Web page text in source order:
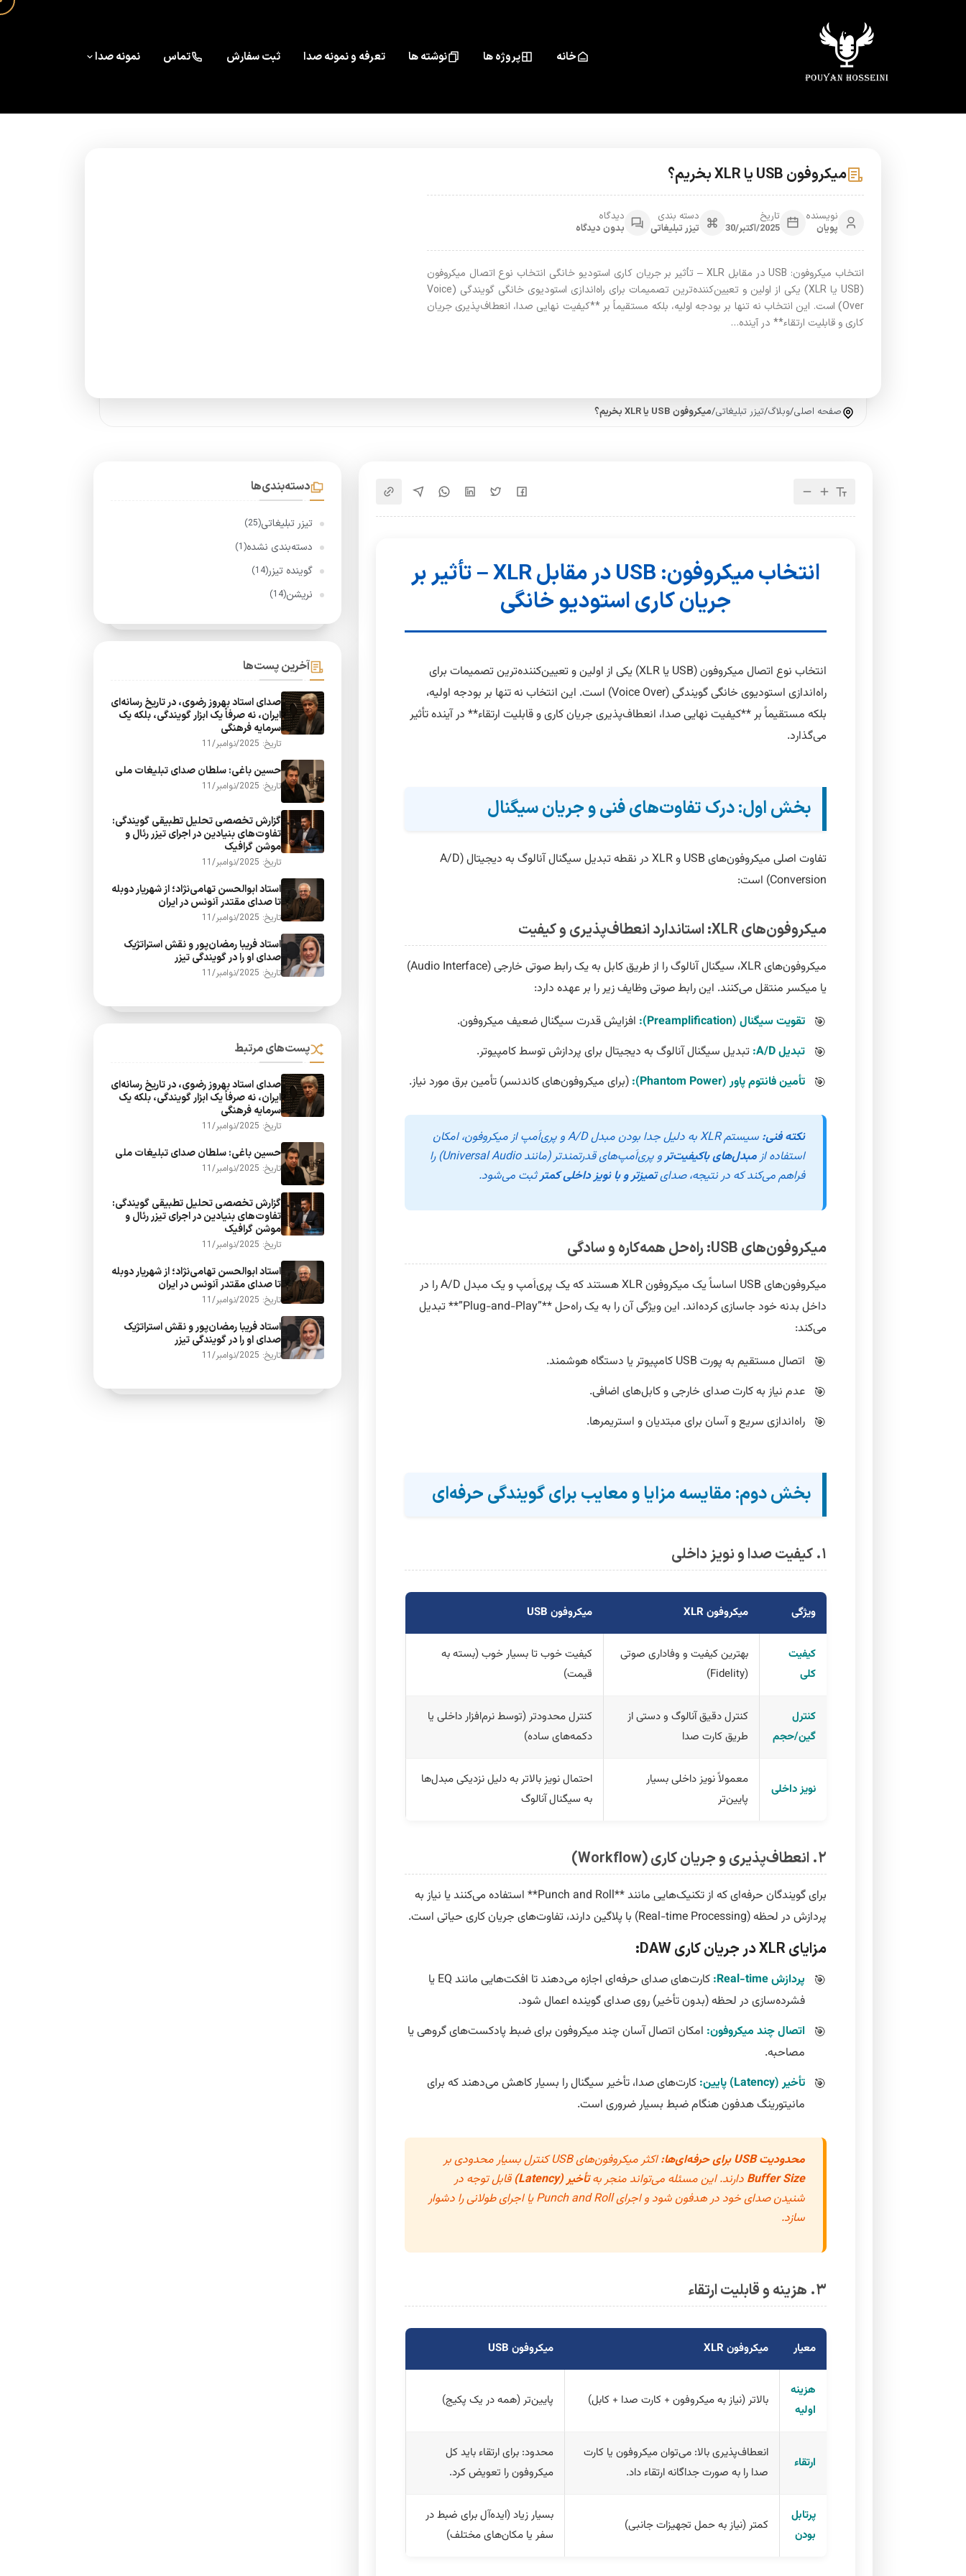
خانه پروژه ها نوشته ها تعرفه و نمونه صدا ثبت سفارش تماس نمونه صدا
میکروفون USB یا XLR بخریم؟
نویسنده
پویان
تاریخ
2025/اکتبر/30
دسته بندی
تیزر تبلیغاتی
دیدگاه
بدون دیدگاه
انتخاب میکروفون: USB در مقابل XLR – تأثیر بر جریان کاری استودیو خانگی انتخاب نوع اتصال میکروفون
(USB یا XLR) یکی از اولین و تعیین‌کننده‌ترین تصمیمات برای راه‌اندازی استودیوی خانگی گویندگی (Voice
Over) است. این انتخاب نه تنها بر بودجه اولیه، بلکه مستقیماً بر **کیفیت نهایی صدا، انعطاف‌پذیری جریان
کاری و قابلیت ارتقاء** در آینده…
صفحه اصلی/وبلاگ/تیزر تبلیغاتی/میکروفون USB یا XLR بخریم؟
انتخاب میکروفون: USB در مقابل XLR – تأثیر بر
جریان کاری استودیو خانگی
انتخاب نوع اتصال میکروفون (USB یا XLR) یکی از اولین و تعیین‌کننده‌ترین تصمیمات برای
راه‌اندازی استودیوی خانگی گویندگی (Voice Over) است. این انتخاب نه تنها بر بودجه اولیه،
بلکه مستقیماً بر **کیفیت نهایی صدا، انعطاف‌پذیری جریان کاری و قابلیت ارتقاء** در آینده تأثیر
می‌گذارد.
بخش اول: درک تفاوت‌های فنی و جریان سیگنال
تفاوت اصلی میکروفون‌های USB و XLR در نقطه تبدیل سیگنال آنالوگ به دیجیتال (A/D
Conversion) است:
میکروفون‌های XLR: استاندارد انعطاف‌پذیری و کیفیت
میکروفون‌های XLR، سیگنال آنالوگ را از طریق کابل به یک رابط صوتی خارجی (Audio Interface)
یا میکسر منتقل می‌کنند. این رابط صوتی وظایف زیر را بر عهده دارد:
تقویت سیگنال (Preamplification):
افزایش قدرت سیگنال ضعیف میکروفون.
تبدیل A/D:
تبدیل سیگنال آنالوگ به دیجیتال برای پردازش توسط کامپیوتر.
تأمین فانتوم پاور (Phantom Power):
(برای میکروفون‌های کاندنسر) تأمین برق مورد نیاز.
نکته فنی:
سیستم XLR به دلیل جدا بودن مبدل A/D و پری‌اَمپ از میکروفون، امکان
استفاده ازمبدل‌های باکیفیت‌تر
و پری‌اَمپ‌های قدرتمندتر (مانند Universal Audio) را
فراهم می‌کند که در نتیجه، صدایتمیزتر و با نویز داخلی کمترثبت می‌شود.
میکروفون‌های USB: راه‌حل همه‌کاره و سادگی
میکروفون‌های USB اساساً یک میکروفون XLR هستند که یک پری‌اَمپ و یک مبدل A/D را در
داخل بدنه خود جاسازی کرده‌اند. این ویژگی آن را به یک راه‌حل **”Plug-and-Play”** تبدیل
می‌کند:
اتصال مستقیم به پورت USB کامپیوتر یا دستگاه هوشمند.
عدم نیاز به کارت صدای خارجی و کابل‌های اضافی.
راه‌اندازی سریع و آسان برای مبتدیان و استریمرها.
بخش دوم: مقایسه مزایا و معایب برای گویندگی حرفه‌ای
۱. کیفیت صدا و نویز داخلی
ویژگی میکروفون XLR میکروفون USB
کیفیت
کلی
بهترین کیفیت و وفاداری صوتی
(Fidelity)
کیفیت خوب تا بسیار خوب (بسته به
قیمت)
کنترل
گین/حجم
کنترل دقیق آنالوگ و دستی از
طریق کارت صدا
کنترل محدودتر (توسط نرم‌افزار داخلی یا
دکمه‌های ساده)
نویز داخلی
معمولاً نویز داخلی بسیار
پایین‌تر
احتمال نویز بالاتر به دلیل نزدیکی مبدل‌ها
به سیگنال آنالوگ
۲. انعطاف‌پذیری و جریان کاری (Workflow)
برای گویندگان حرفه‌ای که از تکنیک‌هایی مانند **Punch and Roll** استفاده می‌کنند یا نیاز به
پردازش در لحظه (Real-time Processing) با پلاگین دارند، تفاوت‌های جریان کاری حیاتی است.
مزایای XLR در جریان کاری DAW:
پردازش Real-time:
کارت‌های صدای حرفه‌ای اجازه می‌دهند تا افکت‌هایی مانند EQ یا
فشرده‌سازی در لحظه (بدون تأخیر) روی صدای گوینده اعمال شود.
اتصال چند میکروفون: امکان اتصال آسان چند میکروفون برای ضبط پادکست‌های گروهی یا
مصاحبه.
تأخیر (Latency) پایین:
کارت‌های صدا، تأخیر سیگنال را بسیار کاهش می‌دهند که برای
مانیتورینگ هدفون هنگام ضبط بسیار ضروری است.
محدودیت USB برای حرفه‌ای‌ها:
اکثر میکروفون‌های USB کنترل بسیار محدودی بر
Buffer Size دارند. این مسئله می‌تواند منجر بهتأخیر (Latency)
قابل توجه در
شنیدن صدای خود در هدفون شود و اجرای Punch and Roll یا اجرای طولانی را دشوار
سازد.
۳. هزینه و قابلیت ارتقاء
معیار میکروفون XLR میکروفون USB
هزینه
اولیه
بالاتر (نیاز به میکروفون + کارت صدا + کابل) پایین‌تر (همه در یک پکیج)
ارتقاء
انعطاف‌پذیری بالا: می‌توان میکروفون یا کارت
صدا را به صورت جداگانه ارتقاء داد.
محدود: برای ارتقاء باید کل
میکروفون را تعویض کرد.
پرتابل
بودن
کمتر (نیاز به حمل تجهیزات جانبی)
بسیار زیاد (ایده‌آل برای ضبط در
سفر یا مکان‌های مختلف)
دسته‌بندی‌ها
تیزر تبلیغاتی(25)
دسته‌بندی نشده(1)
گوینده تیزر(14)
نریشن(14)
آخرین پست‌ها
صدای استاد بهروز رضوی، در تاریخ رسانه‌ای
ایران، نه صرفاً یک ابزار گویندگی، بلکه یک
سرمایه فرهنگی
تاریخ: 2025/نوامبر/11
حسین باغی: سلطان صدای تبلیغات ملی
تاریخ: 2025/نوامبر/11
گزارش تخصصی تحلیل تطبیقی گویندگی:
تفاوت‌های بنیادین در اجرای تیزر رئال و
موشن گرافیک
تاریخ: 2025/نوامبر/11
استاد ابوالحسن تهامی‌نژاد؛ از شهریار دوبله
تا صدای مقتدر آنونس در ایران
تاریخ: 2025/نوامبر/11
استاد فریبا رمضان‌پور و نقش استراتژیک
صدای او را در گویندگی تیزر
تاریخ: 2025/نوامبر/11
پست‌های مرتبط
صدای استاد بهروز رضوی، در تاریخ رسانه‌ای
ایران، نه صرفاً یک ابزار گویندگی، بلکه یک
سرمایه فرهنگی
تاریخ: 2025/نوامبر/11
حسین باغی: سلطان صدای تبلیغات ملی
تاریخ: 2025/نوامبر/11
گزارش تخصصی تحلیل تطبیقی گویندگی:
تفاوت‌های بنیادین در اجرای تیزر رئال و
موشن گرافیک
تاریخ: 2025/نوامبر/11
استاد ابوالحسن تهامی‌نژاد؛ از شهریار دوبله
تا صدای مقتدر آنونس در ایران
تاریخ: 2025/نوامبر/11
استاد فریبا رمضان‌پور و نقش استراتژیک
صدای او را در گویندگی تیزر
تاریخ: 2025/نوامبر/11